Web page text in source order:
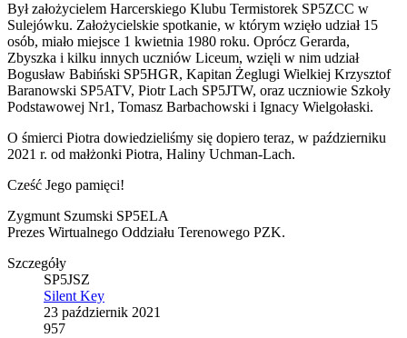
Był założycielem Harcerskiego Klubu Termistorek SP5ZCC w
Sulejówku. Założycielskie spotkanie, w którym wzięło udział 15
osób, miało miejsce 1 kwietnia 1980 roku. Oprócz Gerarda,
Zbyszka i kilku innych uczniów Liceum, wzięli w nim udział
Bogusław Babiński SP5HGR, Kapitan Żeglugi Wielkiej Krzysztof
Baranowski SP5ATV, Piotr Lach SP5JTW, oraz uczniowie Szkoły
Podstawowej Nr1, Tomasz Barbachowski i Ignacy Wielgołaski.
O śmierci Piotra dowiedzieliśmy się dopiero teraz, w październiku
2021 r. od małżonki Piotra, Haliny Uchman-Lach.
Cześć Jego pamięci!
Zygmunt Szumski SP5ELA
Prezes Wirtualnego Oddziału Terenowego PZK.
Szczegóły
SP5JSZ
Silent Key
23 październik 2021
957